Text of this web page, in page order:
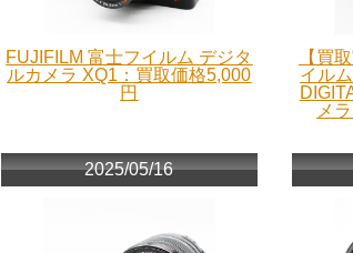
FUJIFILM 富士フイルム デジタ
ルカメラ XQ1：買取価格5,000
円
【買
イル
メ
2025/05/16